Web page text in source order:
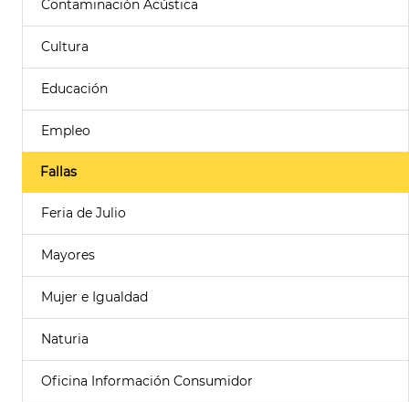
Contaminación Acústica
Cultura
Educación
Empleo
Fallas
Feria de Julio
Mayores
Mujer e Igualdad
Naturia
Oficina Información Consumidor